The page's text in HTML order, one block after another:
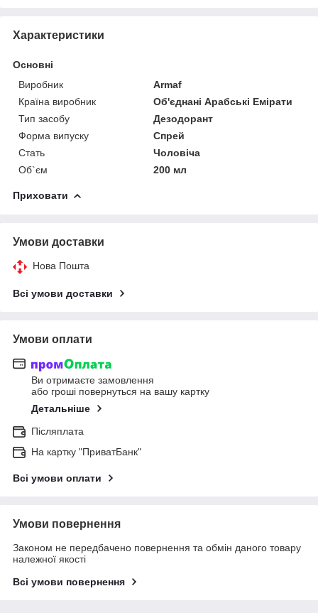
Характеристики
Основні
Виробник
Armaf
Країна виробник
Об'єднані Арабські Емірати
Тип засобу
Дезодорант
Форма випуску
Спрей
Стать
Чоловіча
Об`єм
200 мл
Приховати
Умови доставки
Нова Пошта
Всі умови доставки
Умови оплати
Ви отримаєте замовлення
або гроші повернуться на вашу картку
Детальніше
Післяплата
На картку "ПриватБанк"
Всі умови оплати
Умови повернення
Законом не передбачено повернення та обмін даного товару
належної якості
Всі умови повернення